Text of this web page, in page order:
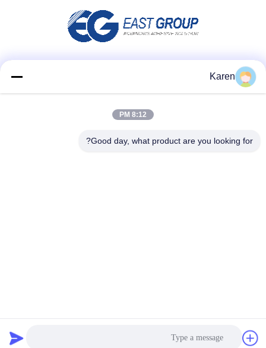
Karen
8:12 PM
Good day, what product are you looking for?